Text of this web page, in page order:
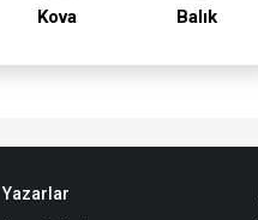
Kova Balık
Yazarlar